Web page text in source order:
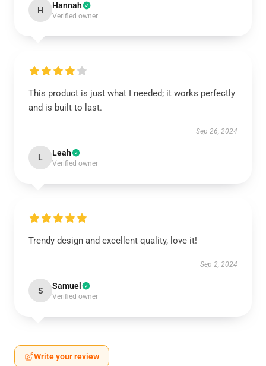
H Hannah
Verified owner
This product is just what I needed; it works perfectly
and is built to last.
Sep 26, 2024
L Leah
Verified owner
Trendy design and excellent quality, love it!
Sep 2, 2024
S Samuel
Verified owner
Write your review